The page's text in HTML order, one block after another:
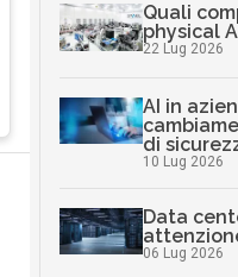
Quali
physical
22 Lug 2026
AI in
di
10 Lug 2026
Data
06 Lug 2026